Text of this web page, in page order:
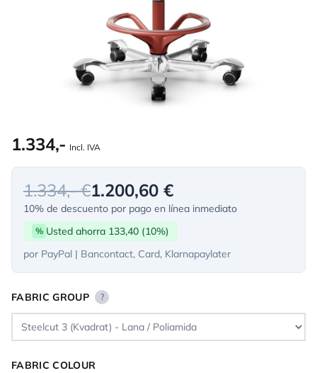
1.334,- Incl. IVA
1.334,- €1.200,60 €
10% de descuento por pago en línea inmediato
% Usted ahorra 133,40 (10%)
por PayPal | Bancontact, Card, Klarnapaylater
FABRIC GROUP ?
FABRIC COLOUR